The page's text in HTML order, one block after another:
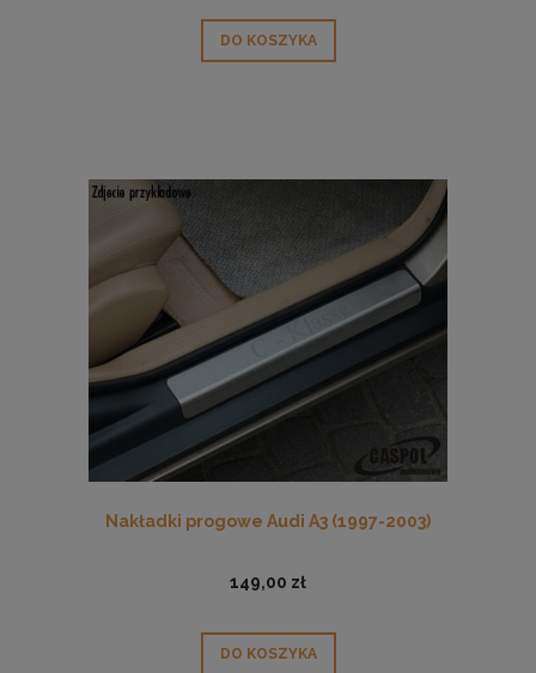
DO KOSZYKA
Nakładki progowe Audi A3 (1997-2003)
149,00 zł
DO KOSZYKA